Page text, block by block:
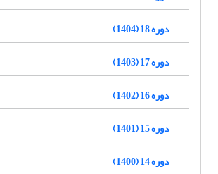
دوره 18 (1404)
دوره 17 (1403)
دوره 16 (1402)
دوره 15 (1401)
دوره 14 (1400)